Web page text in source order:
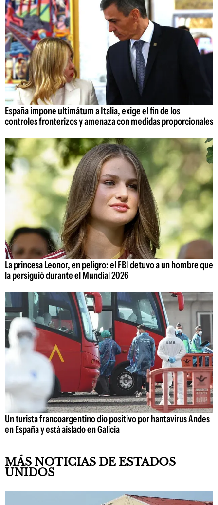
España impone ultimátum a Italia, exige el fin de los
controles fronterizos y amenaza con medidas proporcionales
La princesa Leonor, en peligro: el FBI detuvo a un hombre que
la persiguió durante el Mundial 2026
Un turista francoargentino dio positivo por hantavirus Andes
en España y está aislado en Galicia
MÁS NOTICIAS DE ESTADOS
UNIDOS